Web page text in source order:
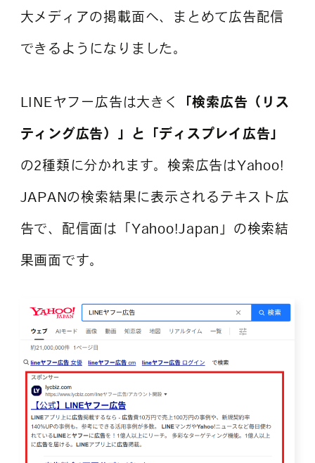
大メディアの掲載面へ、まとめて広告配信
できるようになりました。
LINEヤフー広告は大きく 「検索広告（リス
ティング広告）」と「ディスプレイ広告」
の2種類に分かれます。検索広告はYahoo!
JAPANの検索結果に表示されるテキスト広
告で、配信面は「Yahoo!Japan」の検索結
果画面です。